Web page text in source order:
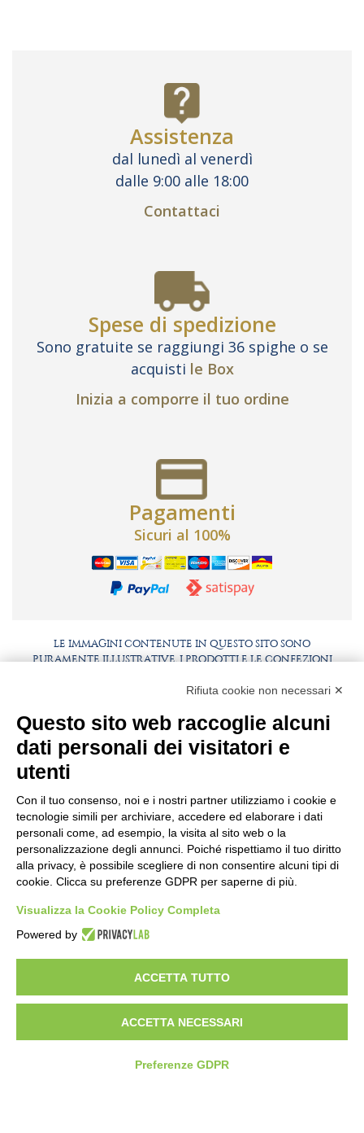
Assistenza
dal lunedì al venerdì
dalle 9:00 alle 18:00
Contattaci
Spese di spedizione
Sono gratuite se raggiungi 36 spighe o se
acquisti le Box
Inizia a comporre il tuo ordine
Pagamenti
Sicuri al 100%
LE IMMAGINI CONTENUTE IN QUESTO SITO SONO
PURAMENTE ILLUSTRATIVE, I PRODOTTI E LE CONFEZIONI
BEST PARTNER AREA
COMPLIANCE
TERMINI E CONDIZIONI
SEDE E STABILIMENTO
VIA SOMMARIVA N.139/141
TEL+39 011 971 39 43• E-MailInfo@pastaberruto.it
P.IVA/C.FIS. 09009450017
REA N. 1017775 CCIAA TORINO • CAP. SOC. €.1.952.922 I.V.
Newsletter
Rifiuta cookie non necessari ✕
Questo sito web raccoglie alcuni
dati personali dei visitatori e
utenti
Con il tuo consenso, noi e i nostri partner utilizziamo i cookie e
tecnologie simili per archiviare, accedere ed elaborare i dati
personali come, ad esempio, la visita al sito web o la
personalizzazione degli annunci. Poiché rispettiamo il tuo diritto
alla privacy, è possibile scegliere di non consentire alcuni tipi di
cookie. Clicca su preferenze GDPR per saperne di più.
Visualizza la Cookie Policy Completa
Powered by
ACCETTA TUTTO
ACCETTA NECESSARI
Preferenze GDPR